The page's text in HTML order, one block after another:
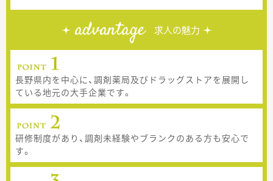
advantage 求人の魅力
長野県内を中心に、調剤薬局及びドラッグストアを展開し
ている地元の大手企業です。
研修制度があり、調剤未経験やブランクのある方も安心で
す。